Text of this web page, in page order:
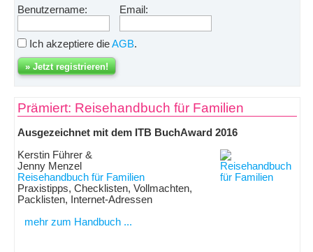
Benutzername: Email:
Ich akzeptiere dieAGB.
Prämiert: Reisehandbuch für Familien
Ausgezeichnet mit dem ITB BuchAward 2016
Kerstin Führer &
Jenny Menzel
Reisehandbuch für Familien
Praxistipps, Checklisten, Vollmachten,
Packlisten, Internet-Adressen
mehr zum Handbuch ...